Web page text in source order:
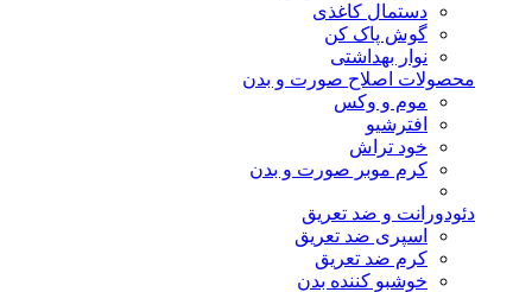
دستمال کاغذی
گوش پاک کن
نوار بهداشتی
محصولات اصلاح صورت و بدن
موم و وکس
افترشیو
خود تراش
کرم موبر صورت و بدن
دئودورانت و ضد تعریق
اسپری ضد تعریق
کرم ضد تعریق
خوشبو کننده بدن